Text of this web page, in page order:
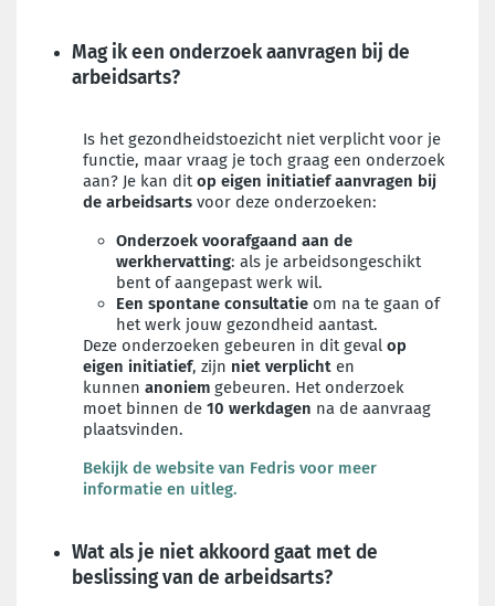
Mag ik een onderzoek aanvragen bij de
arbeidsarts?
Is het gezondheidstoezicht niet verplicht voor je
functie, maar vraag je toch graag een onderzoek
aan? Je kan dit op eigen initiatief aanvragen bij
de arbeidsarts voor deze onderzoeken:
Onderzoek voorafgaand aan de
werkhervatting: als je arbeidsongeschikt
bent of aangepast werk wil.
Een spontane consultatie om na te gaan of
het werk jouw gezondheid aantast.
Deze onderzoeken gebeuren in dit geval op
eigen initiatief, zijn niet verplicht en
kunnen anoniem gebeuren. Het onderzoek
moet binnen de 10 werkdagen na de aanvraag
plaatsvinden.
Bekijk de website van Fedris voor meer
informatie en uitleg.
Wat als je niet akkoord gaat met de
beslissing van de arbeidsarts?